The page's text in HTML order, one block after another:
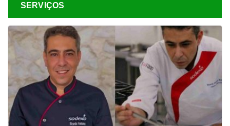
SERVIÇOS